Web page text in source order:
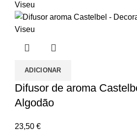
ADICIONAR
Difusor de aroma
Algodão
23,50 €